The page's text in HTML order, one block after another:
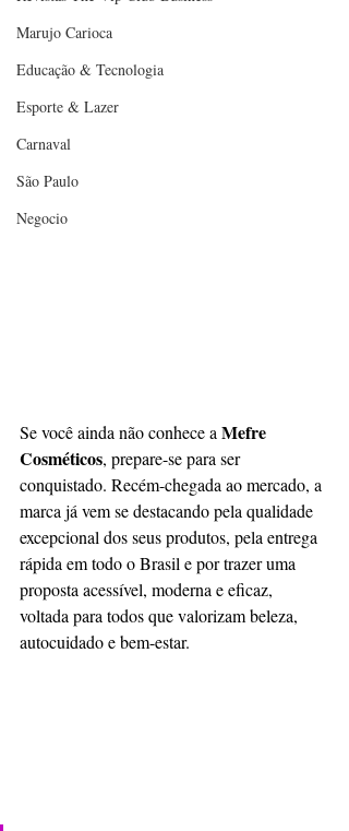
Marujo Carioca
Educação & Tecnologia
Esporte & Lazer
Carnaval
São Paulo
Negocio
Se você ainda não conhece a Mefre
Cosméticos, prepare-se para ser
conquistado. Recém-chegada ao mercado, a
marca já vem se destacando pela qualidade
excepcional dos seus produtos, pela entrega
rápida em todo o Brasil e por trazer uma
proposta acessível, moderna e eficaz,
voltada para todos que valorizam beleza,
autocuidado e bem-estar.